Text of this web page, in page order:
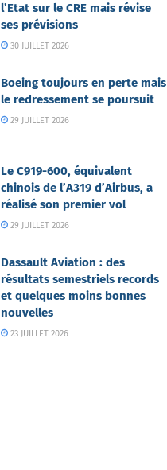
l’Etat sur le CRE mais révise
ses prévisions
30 JUILLET 2026
Boeing toujours en perte mais
le redressement se poursuit
29 JUILLET 2026
Le C919-600, équivalent
chinois de l’A319 d’Airbus, a
réalisé son premier vol
29 JUILLET 2026
Dassault Aviation : des
résultats semestriels records
et quelques moins bonnes
nouvelles
23 JUILLET 2026